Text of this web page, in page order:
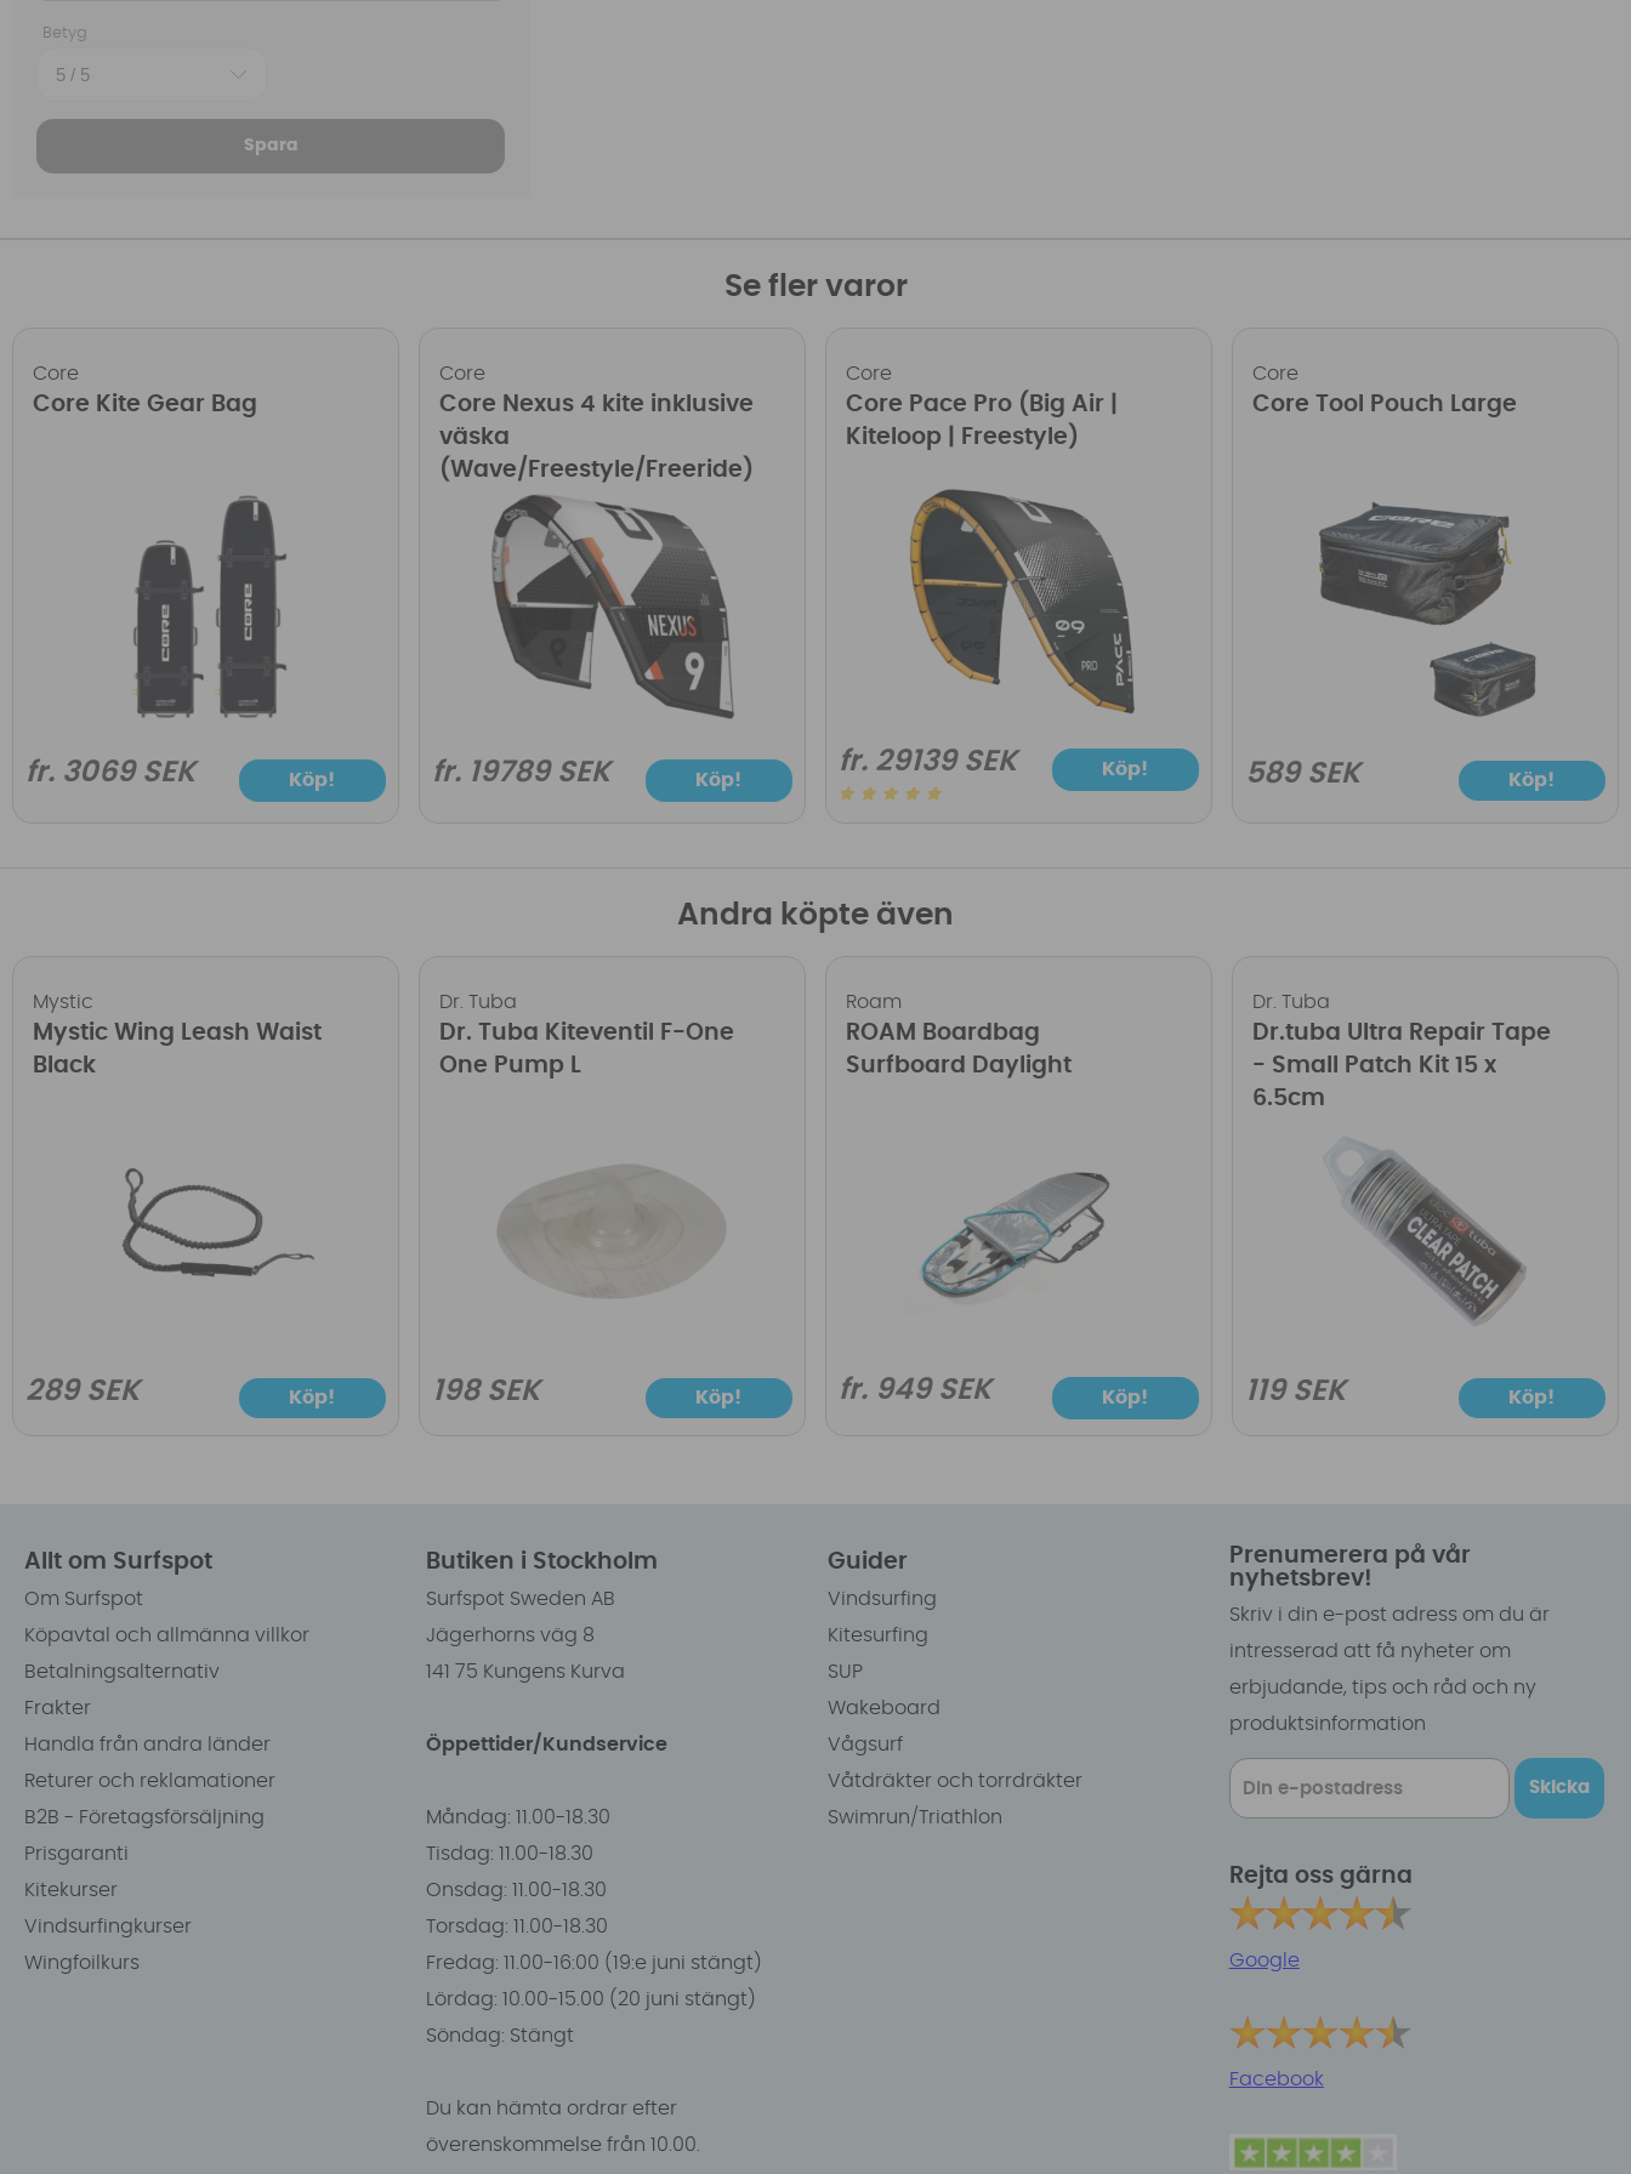
Betyg
Spara
Se fler varor
Core
Core Kite Gear Bag
fr. 3069 SEK Köp!
Core
Core Nexus 4 kite inklusive
väska
(Wave/Freestyle/Freeride)
fr. 19789 SEK Köp!
Core
Core Pace Pro (Big Air |
Kiteloop | Freestyle)
fr. 29139 SEK Köp!
Core
Core Tool Pouch Large
589 SEK Köp!
Andra köpte även
Mystic
Mystic Wing Leash Waist
Black
289 SEK Köp!
Dr. Tuba
Dr. Tuba Kiteventil F-One
One Pump L
198 SEK Köp!
Roam
ROAM Boardbag
Surfboard Daylight
fr. 949 SEK Köp!
Dr. Tuba
Dr.tuba Ultra Repair Tape
- Small Patch Kit 15 x
6.5cm
119 SEK Köp!
Allt om Surfspot
Om Surfspot
Köpavtal och allmänna villkor
Betalningsalternativ
Frakter
Handla från andra länder
Returer och reklamationer
B2B - Företagsförsäljning
Prisgaranti
Kitekurser
Vindsurfingkurser
Wingfoilkurs
Butiken i Stockholm
Surfspot Sweden AB
Jägerhorns väg 8
141 75 Kungens Kurva
Öppettider/Kundservice
Måndag: 11.00-18.30
Tisdag: 11.00-18.30
Onsdag: 11.00-18.30
Torsdag: 11.00-18.30
Fredag: 11.00-16:00 (19:e juni stängt)
Lördag: 10.00-15.00 (20 juni stängt)
Söndag: Stängt
Du kan hämta ordrar efter
överenskommelse från 10.00.
Guider
Vindsurfing
Kitesurfing
SUP
Wakeboard
Vågsurf
Våtdräkter och torrdräkter
Swimrun/Triathlon
Prenumerera på vår
nyhetsbrev!
Skriv i din e-post adress om du är
intresserad att få nyheter om
erbjudande, tips och råd och ny
produktsinformation
Skicka
Rejta oss gärna
Google
Facebook